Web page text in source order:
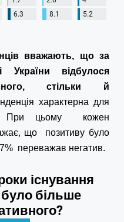
вважають, що за
України відбулося
стільки й
характерна для
При цьому кожен
що позитиву було
переважав негатив.